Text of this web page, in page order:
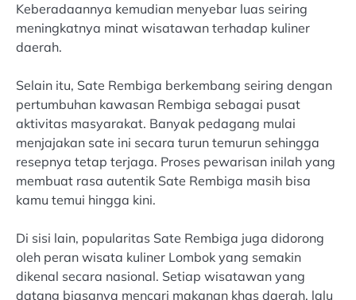
Keberadaannya kemudian menyebar luas seiring
meningkatnya minat wisatawan terhadap kuliner
daerah.
Selain itu, Sate Rembiga berkembang seiring dengan
pertumbuhan kawasan Rembiga sebagai pusat
aktivitas masyarakat. Banyak pedagang mulai
menjajakan sate ini secara turun temurun sehingga
resepnya tetap terjaga. Proses pewarisan inilah yang
membuat rasa autentik Sate Rembiga masih bisa
kamu temui hingga kini.
Di sisi lain, popularitas Sate Rembiga juga didorong
oleh peran wisata kuliner Lombok yang semakin
dikenal secara nasional. Setiap wisatawan yang
datang biasanya mencari makanan khas daerah, lalu